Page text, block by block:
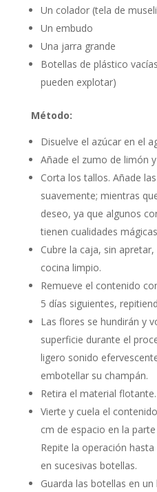
Un colador (tela de
Un embudo
Una jarra grande
Botellas de plástico
pueden explotar)
Método:
Disuelve el azúcar en el
Añade el zumo de limón
Corta los tallos. Añade
suavemente; mientras
deseo, ya que algunos
tienen cualidades
Cubre la caja, sin
cocina limpio.
Remueve el contenido
5 días siguientes,
Las flores se hundirán y
superficie durante el
ligero sonido
embotellar su champán.
Retira el material flotante.
Vierte y cuela el
cm de espacio en la
Repite la operación
en sucesivas botellas.
Guarda las botellas en